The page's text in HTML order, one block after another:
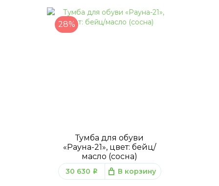
28%
Тумба для обуви
«Рауна-21», цвет: бейц/
масло (сосна)
30 630 q В корзину